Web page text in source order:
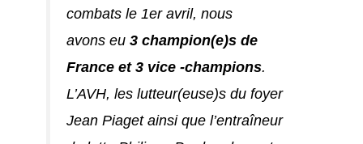
combats le 1er avril, nous
avons eu 3 champion(e)s de
France et 3 vice -champions.
L’AVH, les lutteur(euse)s du foyer
Jean Piaget ainsi que l’entraîneur